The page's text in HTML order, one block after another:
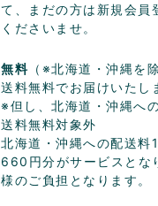
て、まだの方は新規会員
くださいませ。
無料 （※北海道・沖縄を
送料無料でお届けいたし
※但し、北海道・沖縄へ
送料無料対象外
北海道・沖縄への配送料
660円分がサービスとな
様のご負担となります。